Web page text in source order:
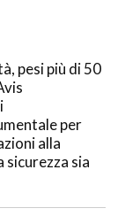
pesi più di 50
per
alla
sicurezza sia